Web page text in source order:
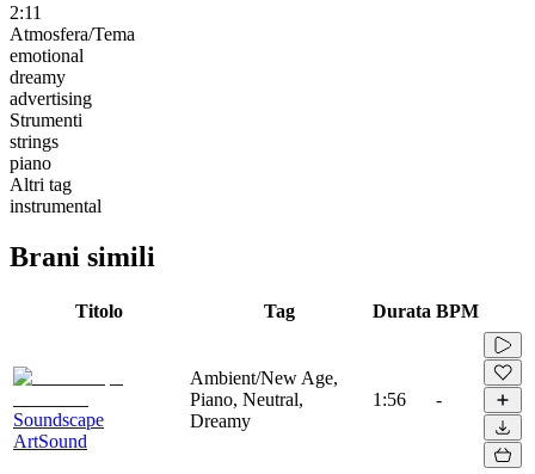
2:11
Atmosfera/Tema
emotional
dreamy
advertising
Strumenti
strings
piano
Altri tag
instrumental
Brani simili
Titolo Tag Durata BPM
Soundscape
ArtSound
Ambient/New Age,
Piano, Neutral,
Dreamy
1:56 -